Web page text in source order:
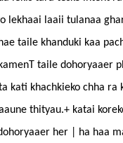
lekhaai laaii tulanaa
taile khanduki kaa
taile dohoryaaer
kati khachkieko chha ra
thityau.+ katai
her | ha haa